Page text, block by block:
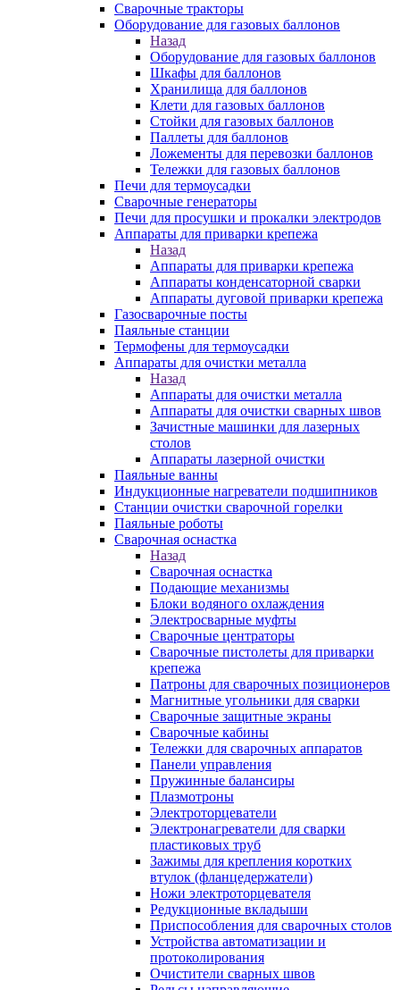
Сварочные тракторы
Оборудование для газовых баллонов
Назад
Оборудование для газовых баллонов
Шкафы для баллонов
Хранилища для баллонов
Клети для газовых баллонов
Стойки для газовых баллонов
Паллеты для баллонов
Ложементы для перевозки баллонов
Тележки для газовых баллонов
Печи для термоусадки
Сварочные генераторы
Печи для просушки и прокалки электродов
Аппараты для приварки крепежа
Назад
Аппараты для приварки крепежа
Аппараты конденсаторной сварки
Аппараты дуговой приварки крепежа
Газосварочные посты
Паяльные станции
Термофены для термоусадки
Аппараты для очистки металла
Назад
Аппараты для очистки металла
Аппараты для очистки сварных швов
Зачистные машинки для лазерных
столов
Аппараты лазерной очистки
Паяльные ванны
Индукционные нагреватели подшипников
Станции очистки сварочной горелки
Паяльные роботы
Сварочная оснастка
Назад
Сварочная оснастка
Подающие механизмы
Блоки водяного охлаждения
Электросварные муфты
Сварочные центраторы
Сварочные пистолеты для приварки
крепежа
Патроны для сварочных позиционеров
Магнитные угольники для сварки
Сварочные защитные экраны
Сварочные кабины
Тележки для сварочных аппаратов
Панели управления
Пружинные балансиры
Плазмотроны
Электроторцеватели
Электронагреватели для сварки
пластиковых труб
Зажимы для крепления коротких
втулок (фланцедержатели)
Ножи электроторцевателя
Редукционные вкладыши
Приспособления для сварочных столов
Устройства автоматизации и
протоколирования
Очистители сварных швов